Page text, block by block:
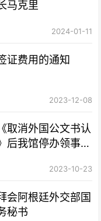
马克里
2024-01-11
证费用的通知
2023-12-08
取消外国公文书认
后我馆停办领事认
2023-10-23
会阿根廷外交部国
秘书